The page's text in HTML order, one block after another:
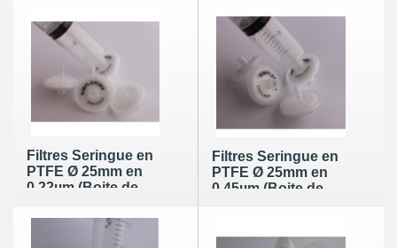
Filtres Seringue en
PTFE Ø 25mm en
0,22µm (Boite de
Filtres Seringue en
PTFE Ø 25mm en
0,45µm (Boite de